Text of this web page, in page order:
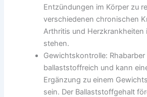
Entzündungen im Körper zu
verschiedenen chronischen
Arthritis und Herzkrankheiten
stehen.
Gewichtskontrolle:
ballaststoffreich und kann
Ergänzung zu einem
sein. Der Ballaststoffgehalt